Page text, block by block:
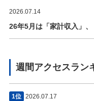
2026.07.14
26年5月は「家計収入」
週間アクセスラン
1位 2026.07.17